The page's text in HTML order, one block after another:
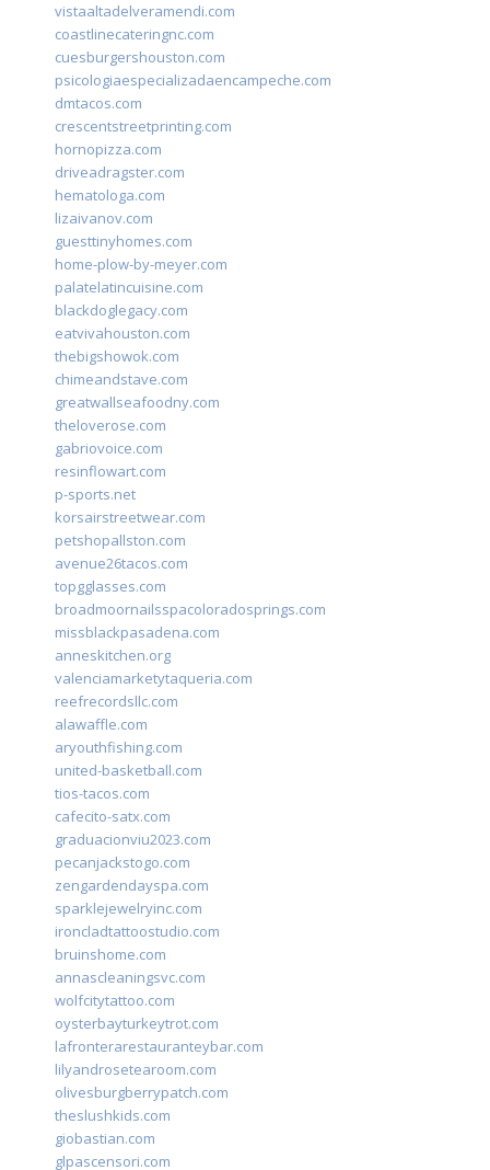
vistaaltadelveramendi.com
coastlinecateringnc.com
cuesburgershouston.com
psicologiaespecializadaencampeche.com
dmtacos.com
crescentstreetprinting.com
hornopizza.com
driveadragster.com
hematologa.com
lizaivanov.com
guesttinyhomes.com
home-plow-by-meyer.com
palatelatincuisine.com
blackdoglegacy.com
eatvivahouston.com
thebigshowok.com
chimeandstave.com
greatwallseafoodny.com
theloverose.com
gabriovoice.com
resinflowart.com
p-sports.net
korsairstreetwear.com
petshopallston.com
avenue26tacos.com
topgglasses.com
broadmoornailsspacoloradosprings.com
missblackpasadena.com
anneskitchen.org
valenciamarketytaqueria.com
reefrecordsllc.com
alawaffle.com
aryouthfishing.com
united-basketball.com
tios-tacos.com
cafecito-satx.com
graduacionviu2023.com
pecanjackstogo.com
zengardendayspa.com
sparklejewelryinc.com
ironcladtattoostudio.com
bruinshome.com
annascleaningsvc.com
wolfcitytattoo.com
oysterbayturkeytrot.com
lafronterarestauranteybar.com
lilyandrosetearoom.com
olivesburgberrypatch.com
theslushkids.com
giobastian.com
glpascensori.com